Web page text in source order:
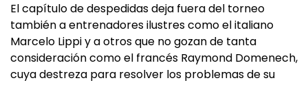
El capítulo de despedidas deja fuera del torneo
también a entrenadores ilustres como el italiano
Marcelo Lippi y a otros que no gozan de tanta
consideración como el francés Raymond Domenech,
cuya destreza para resolver los problemas de su